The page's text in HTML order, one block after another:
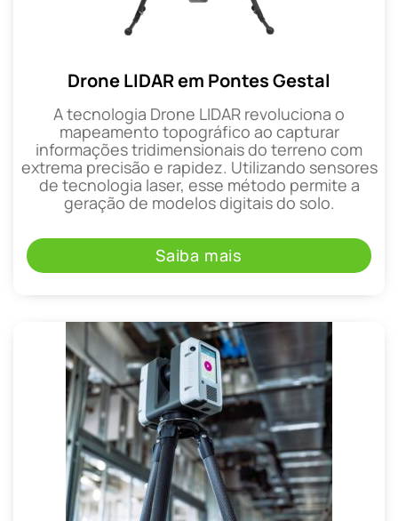
Drone LIDAR em Pontes Gestal
A tecnologia Drone LIDAR revoluciona o
mapeamento topográfico ao capturar
informações tridimensionais do terreno com
extrema precisão e rapidez. Utilizando sensores
de tecnologia laser, esse método permite a
geração de modelos digitais do solo.
Saiba mais